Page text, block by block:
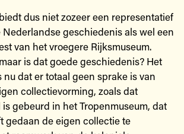
dus niet zozeer een representatief
geschiedenis als wel een
van het vroegere Rijksmuseum.
is dat goede geschiedenis? Het
dat er totaal geen sprake is van
collectievorming, zoals dat
gebeurd in het Tropenmuseum, dat
gedaan de eigen collectie te